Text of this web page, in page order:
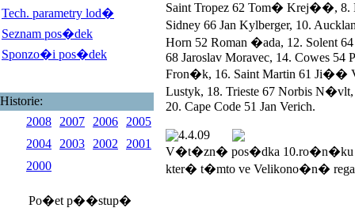
Tech. parametry lod�
Seznam pos�dek
Sponzo�i pos�dek
Historie:
2008
2007 2006
2005
2004
2003 2002
2001
2000
Po�et p��stup�
Saint Tropez 62 Tom� Krej��, 8.
Sidney 66 Jan Kylberger, 10.
Horn 52 Roman �ada, 12. Solent
68 Jaroslav Moravec, 14. Cowes 54
Fron�k, 16. Saint Martin 61 Ji��
Lustyk, 18. Trieste 67 Norbis
20. Cape Code 51 Jan Verich.
4.4.09
V�t�zn� pos�dka 10.ro�n�ku
kter� t�mto ve Velikono�n�